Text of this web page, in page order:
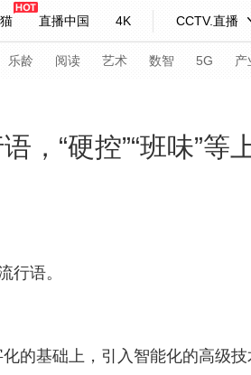
直播中国 4K CCTV.直播
学习
乐龄 阅读 艺术 数智 5G 产
专区
中超 国足 国际足球 网球
，“硬控”“班味”等
语。
的基础上，引入智能化的高级